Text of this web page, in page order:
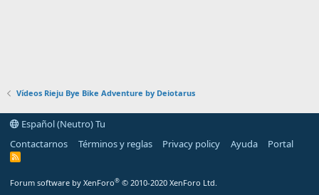
Vídeos Rieju Bye Bike Adventure by Deiotarus
Español (Neutro) Tu
Contactarnos
Términos y reglas Privacy policy Ayuda Portal
R
Forum software by XenForo® © 2010-2020 XenForo Ltd.